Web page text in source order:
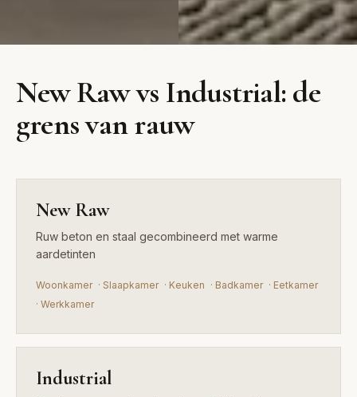
New Raw
Ruw beton en staal
gecombineerd met warme
aardetinten
Industrial
Ruw beton, metaal en hout
New Raw vs Industrial: de
grens van rauw
New Raw
Ruw beton en staal gecombineerd met warme
aardetinten
Woonkamer · Slaapkamer · Keuken · Badkamer · Eetkamer
· Werkkamer
Industrial